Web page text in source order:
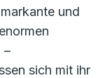
und
–
sich mit ihr